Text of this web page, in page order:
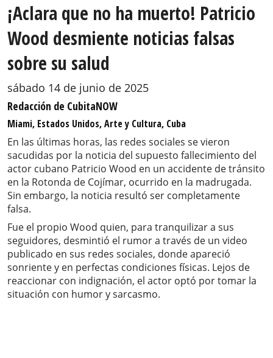
¡Aclara que no ha muerto! Patricio
Wood desmiente noticias falsas
sobre su salud
sábado 14 de junio de 2025
Redacción de CubitaNOW
Miami, Estados Unidos, Arte y Cultura, Cuba
En las últimas horas, las redes sociales se vieron
sacudidas por la noticia del supuesto fallecimiento del
actor cubano Patricio Wood en un accidente de tránsito
en la Rotonda de Cojímar, ocurrido en la madrugada.
Sin embargo, la noticia resultó ser completamente
falsa.
Fue el propio Wood quien, para tranquilizar a sus
seguidores, desmintió el rumor a través de un video
publicado en sus redes sociales, donde apareció
sonriente y en perfectas condiciones físicas. Lejos de
reaccionar con indignación, el actor optó por tomar la
situación con humor y sarcasmo.